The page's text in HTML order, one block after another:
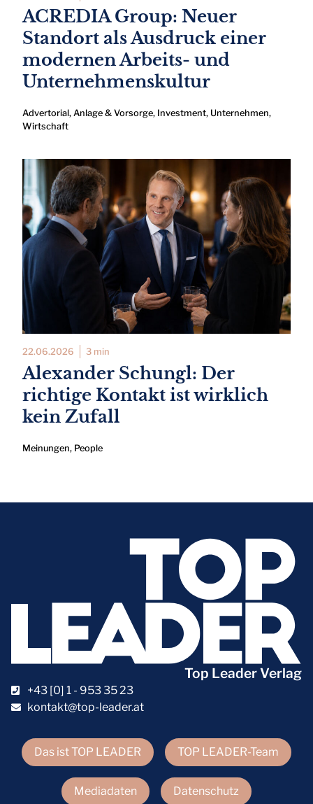
ACREDIA Group: Neuer
Standort als Ausdruck einer
modernen Arbeits- und
Unternehmenskultur
Advertorial, Anlage & Vorsorge, Investment, Unternehmen,
Wirtschaft
22.06.2026 3 min
Alexander Schungl: Der
richtige Kontakt ist wirklich
kein Zufall
Meinungen, People
Das ist TOP LEADER TOP LEADER-Team
Mediadaten Datenschutz
Top Leader Verlag
+43 [0] 1 - 953 35 23
kontakt@top-leader.at